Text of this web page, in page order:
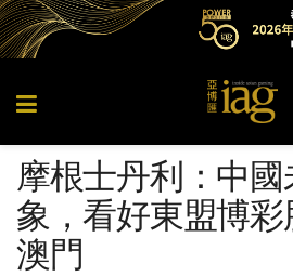
摩根士丹利：中
象，看好東盟博
澳門